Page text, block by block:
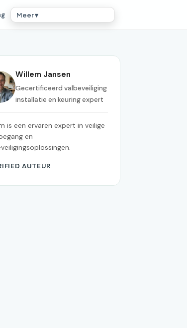
Meer ▾
Willem Jansen
Gecertificeerd valbeveiliging
installatie en keuring expert
is een ervaren expert in veilige
en
AUTEUR